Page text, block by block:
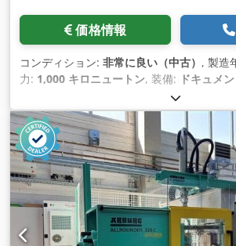
価格情報
コンディション: 非常に良い（中古） , 製造
力: 1,000 キロニュートン, 装備: ドキュメ